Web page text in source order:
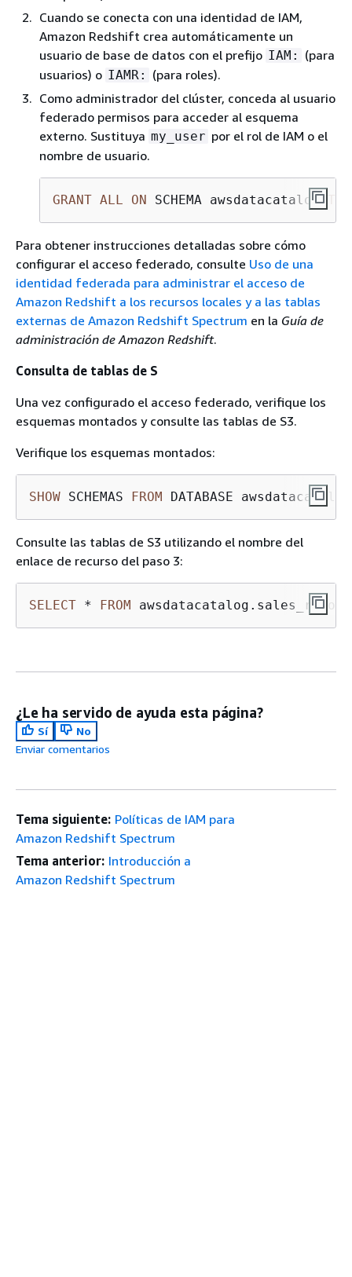
Cuando se conecta con una identidad de IAM,
Amazon Redshift crea automáticamente un
usuario de base de datos con el prefijo IAM:
(para
usuarios) o IAMR:
(para roles).
Como administrador del clúster, conceda al usuario
federado permisos para acceder al esquema
externo. Sustituya my_user por el rol de IAM o el
nombre de usuario.
GRANT ALL ON SCHEMA awsdatacatalog
Para obtener instrucciones detalladas sobre cómo
configurar el acceso federado, consulte Uso de una
identidad federada para administrar el acceso de
Amazon Redshift a los recursos locales y a las tablas
externas de Amazon Redshift Spectrum en la Guía de
administración de Amazon Redshift.
Consulta de tablas de S
Una vez configurado el acceso federado, verifique los
esquemas montados y consulte las tablas de S3.
Verifique los esquemas montados:
SHOW SCHEMAS FROM DATABASE
Consulte las tablas de S3 utilizando el nombre del
enlace de recurso del paso 3:
SELECT * FROM
¿Le ha servido de ayuda esta página?
Sí
No
Enviar comentarios
Tema siguiente: Políticas de IAM para
Amazon Redshift Spectrum
Tema anterior: Introducción a
Amazon Redshift Spectrum